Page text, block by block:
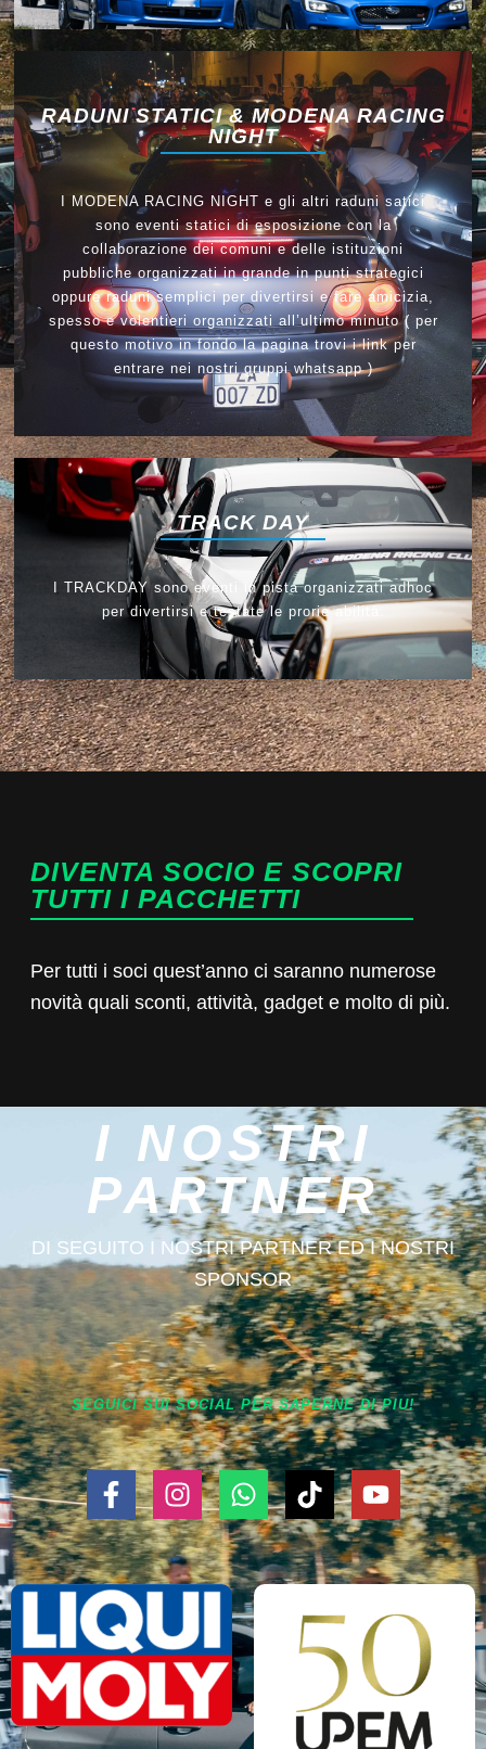
RADUNI STATICI & MODENA RACING
NIGHT
I MODENA RACING NIGHT e gli altri raduni satici
sono eventi statici di esposizione con la
collaborazione dei comuni e delle istituzioni
pubbliche organizzati in grande in punti strategici
oppure raduni semplici per divertirsi e fare amicizia,
spesso e volentieri organizzati all’ultimo minuto ( per
questo motivo in fondo la pagina trovi i link per
entrare nei nostri gruppi whatsapp )
TRACK DAY
I TRACKDAY sono eventi in pista organizzati adhoc
per divertirsi e testate le prorie abilità.
DIVENTA SOCIO E SCOPRI
TUTTI I PACCHETTI
Per tutti i soci quest’anno ci saranno numerose
novità quali sconti, attività, gadget e molto di più.
I NOSTRI
PARTNER
DI SEGUITO I NOSTRI PARTNER ED I NOSTRI
SPONSOR
SEGUICI SUI SOCIAL PER SAPERNE DI PIU!